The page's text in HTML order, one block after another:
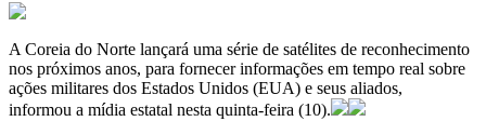
A Coreia do Norte lançará uma série de satélites de reconhecimento
nos próximos anos, para fornecer informações em tempo real sobre
ações militares dos Estados Unidos (EUA) e seus aliados,
informou a mídia estatal nesta quinta-feira (10).